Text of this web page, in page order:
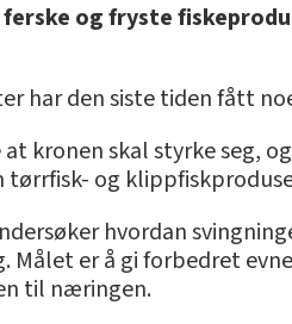
og fryste
har den siste tiden fått
kronen skal styrke seg,
tørrfisk- og
hvordan
Målet er å gi forbedret
til næringen.